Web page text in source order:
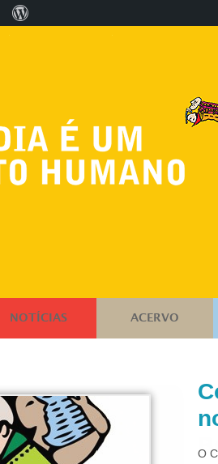
NOTÍCIAS ACERVO
O